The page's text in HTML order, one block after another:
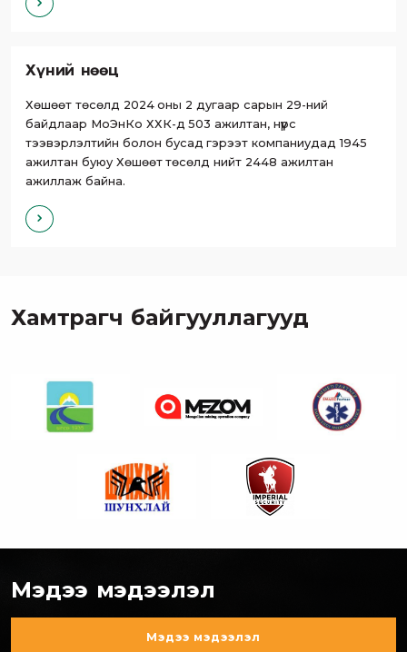
Хүний нөөц
Хөшөөт төсөлд 2024 оны 2 дугаар сарын 29-ний
байдлаар МоЭнКо ХХК-д 503 ажилтан, нүүрс
тээвэрлэлтийн болон бусад гэрээт компаниудад 1945
ажилтан буюу Хөшөөт төсөлд нийт 2448 ажилтан
ажиллаж байна.
Хамтрагч байгууллагууд
Мэдээ мэдээлэл
Мэдээ мэдээлэл